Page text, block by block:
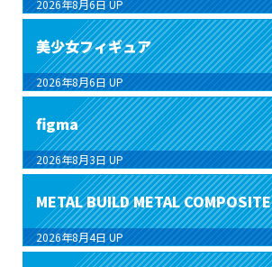
2026年8月6日 UP
美少女フィギュア
2026年8月6日 UP
figma
2026年8月3日 UP
METAL BUILD METAL COMPOSITE
2026年8月4日 UP